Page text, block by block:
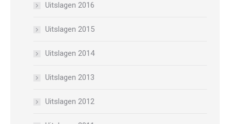
Uitslagen 2016
Uitslagen 2015
Uitslagen 2014
Uitslagen 2013
Uitslagen 2012